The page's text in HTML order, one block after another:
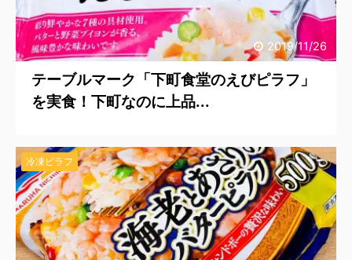
2019/11/26
テーブルマーク「下町食堂のえびピラフ」
を実食！下町なのに上品...
冷凍ピラフ